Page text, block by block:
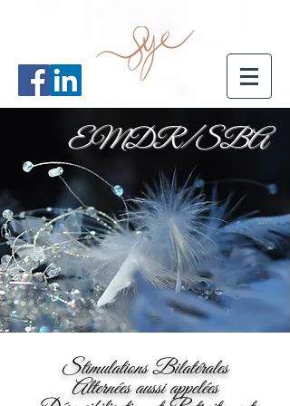
EMDR/SBA
Stimulations Bilatérales
Alternées aussi appelées